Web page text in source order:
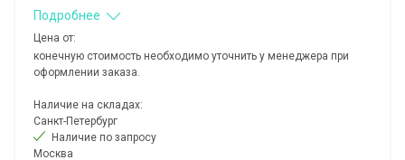
Подробнее
Цена от:
конечную стоимость необходимо уточнить у менеджера при
оформлении заказа.
Наличие на складах:
Санкт-Петербург
Наличие по запросу
Москва